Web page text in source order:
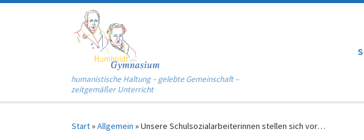
Zum Inhalt springen
humanistische Haltung – gelebte Gemeinschaft –
zeitgemäßer Unterricht
Start»Allgemein »Unsere Schulsozialarbeiterinnen stellen sich vor…